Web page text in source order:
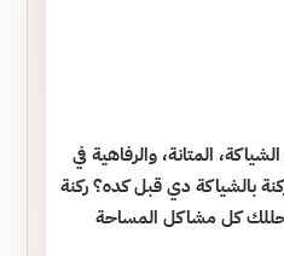
المتانة، والرفاهية في
بالشياكة دي قبل كده؟ ركنة
كل مشاكل المساحة